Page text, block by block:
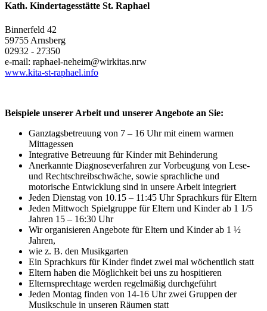
Kath. Kindertagesstätte St. Raphael
Binnerfeld 42
59755 Arnsberg
02932 - 27350
e-mail: raphael-neheim@wirkitas.nrw
www.kita-st-raphael.info
Beispiele unserer Arbeit und unserer Angebote an Sie:
Ganztagsbetreuung von 7 – 16 Uhr mit einem warmen
Mittagessen
Integrative Betreuung für Kinder mit Behinderung
Anerkannte Diagnoseverfahren zur Vorbeugung von Lese-
und Rechtschreibschwäche, sowie sprachliche und
motorische Entwicklung sind in unsere Arbeit integriert
Jeden Dienstag von 10.15 – 11:45 Uhr Sprachkurs für Eltern
Jeden Mittwoch Spielgruppe für Eltern und Kinder ab 1 1/5
Jahren 15 – 16:30 Uhr
Wir organisieren Angebote für Eltern und Kinder ab 1 ½
Jahren,
wie z. B. den Musikgarten
Ein Sprachkurs für Kinder findet zwei mal wöchentlich statt
Eltern haben die Möglichkeit bei uns zu hospitieren
Elternsprechtage werden regelmäßig durchgeführt
Jeden Montag finden von 14-16 Uhr zwei Gruppen der
Musikschule in unseren Räumen statt